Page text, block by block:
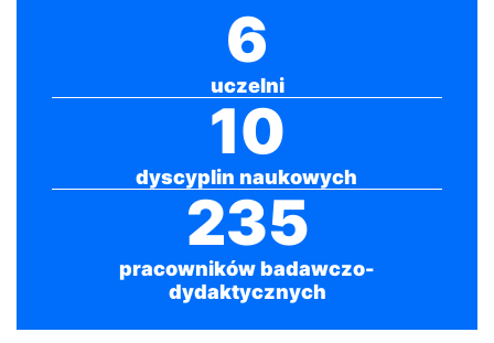
6
uczelni
10
dyscyplin naukowych
235
pracowników badawczo-
dydaktycznych